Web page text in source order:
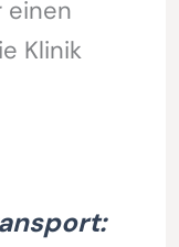
einen
Klinik